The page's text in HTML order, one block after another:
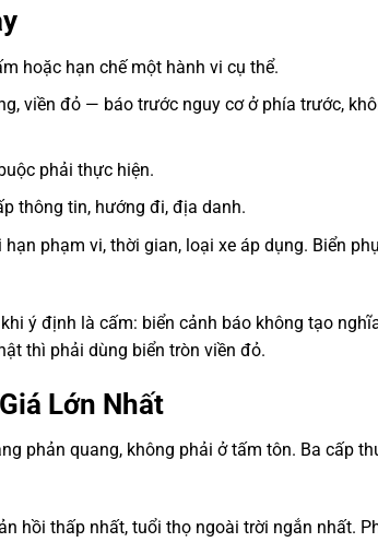
hoặc hạn chế một hành vi cụ thể.
viền đỏ — báo trước nguy cơ ở phía trước,
phải thực hiện.
thông tin, hướng đi, địa danh.
phạm vi, thời gian, loại xe áp dụng. Biển phụ
ý định là cấm: biển cảnh báo không tạo
thì phải dùng biển tròn viền đỏ.
Lớn Nhất
phản quang, không phải ở tấm tôn. Ba cấp
hồi thấp nhất, tuổi thọ ngoài trời ngắn nhất.